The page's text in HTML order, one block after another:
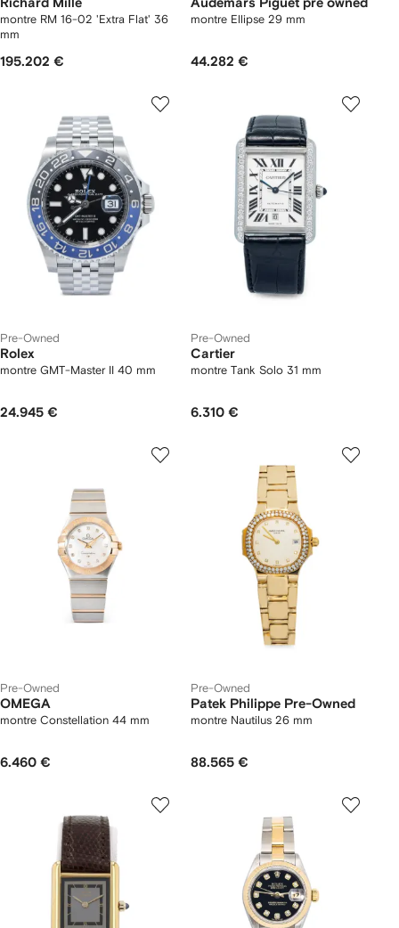
Richard Mille
montre RM 16-02 'Extra Flat' 36
mm
195.202 €
Audemars Piguet pre owned
montre Ellipse 29 mm
44.282 €
Pre-Owned
Rolex
montre GMT-Master II 40 mm
24.945 €
Pre-Owned
Cartier
montre Tank Solo 31 mm
6.310 €
Pre-Owned
OMEGA
montre Constellation 44 mm
6.460 €
Pre-Owned
Patek Philippe Pre-Owned
montre Nautilus 26 mm
88.565 €